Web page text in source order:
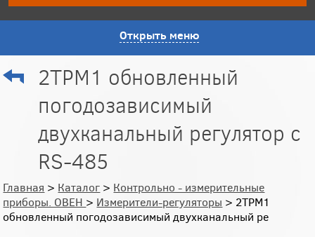
Открыть меню
2ТРМ1 обновленный
погодозависимый
двухканальный регулятор с
RS-485
Главная > Каталог > Контрольно - измерительные
приборы. ОВЕН > Измерители-регуляторы > 2ТРМ1
обновленный погодозависимый двухканальный ре